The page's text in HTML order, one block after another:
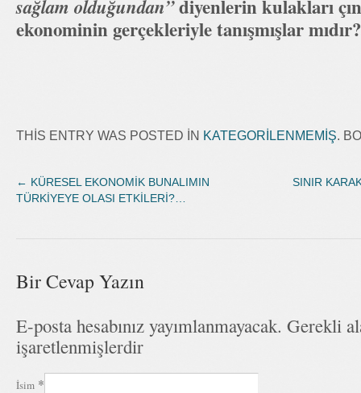
sağlam olduğundan”diyenlerin kulakları
ekonominin gerçekleriyle tanışmışlar
THIS ENTRY WAS POSTED IN KATEGORILENMEMIŞ.
← KÜRESEL EKONOMİK BUNALIMIN
TÜRKİYEYE OLASI ETKİLERİ?…
SINIR
Bir Cevap Yazın
E-posta hesabınız yayımlanmayacak. Gerekli
işaretlenmişlerdir
İsim *